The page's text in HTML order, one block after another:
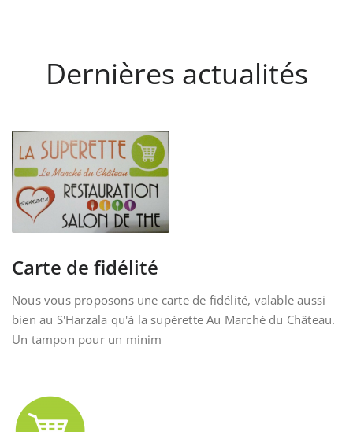
Dernières actualités
Carte de fidélité
Nous vous proposons une carte de fidélité, valable aussi
bien au S'Harzala qu'à la supérette Au Marché du Château.
Un tampon pour un minim